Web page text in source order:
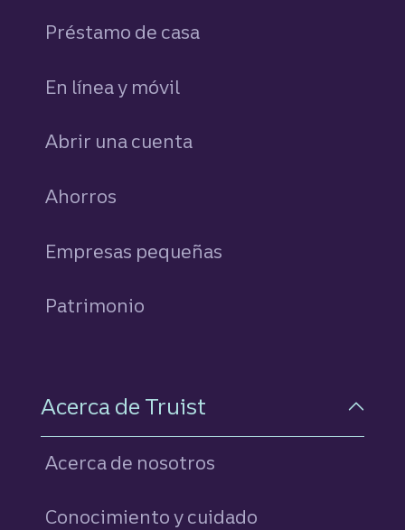
Préstamo de casa
En línea y móvil
Abrir una cuenta
Ahorros
Empresas pequeñas
Patrimonio
Acerca de Truist
Acerca de nosotros
Conocimiento y cuidado